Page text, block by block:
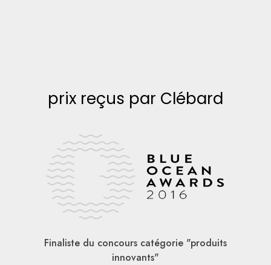
prix reçus par Clébard
Finaliste du concours catégorie "produits
innovants"